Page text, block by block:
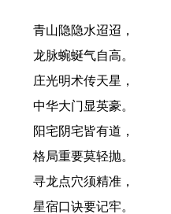
青山隐隐水迢迢，
龙脉蜿蜒气自高。
庄光明术传天星，
中华大门显英豪。
阳宅阴宅皆有道，
格局重要莫轻抛。
寻龙点穴须精准，
星宿口诀要记牢。